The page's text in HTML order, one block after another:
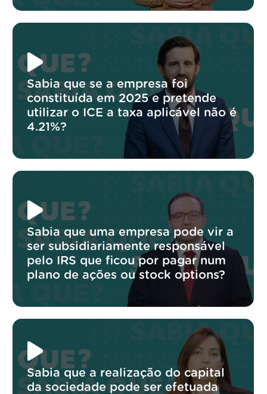
Sabia que se a empresa foi
constituída em 2025 e pretende
utilizar o ICE a taxa aplicável não é
4.21%?
Sabia que uma empresa pode vir a
ser subsidiariamente responsável
pelo IRS que ficou por pagar num
plano de ações ou stock options?
Sabia que a realização do capital
da sociedade pode ser efetuada